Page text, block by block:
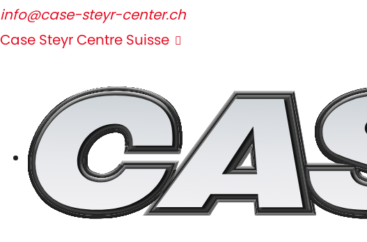
info@case-steyr-center.ch
Case Steyr Centre Suisse